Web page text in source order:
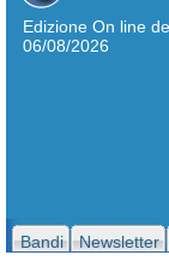
Edizione On line
06/08/2026
Bandi Newsletter